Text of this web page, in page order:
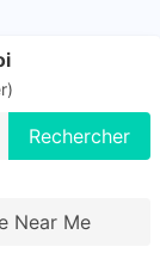
Near Me